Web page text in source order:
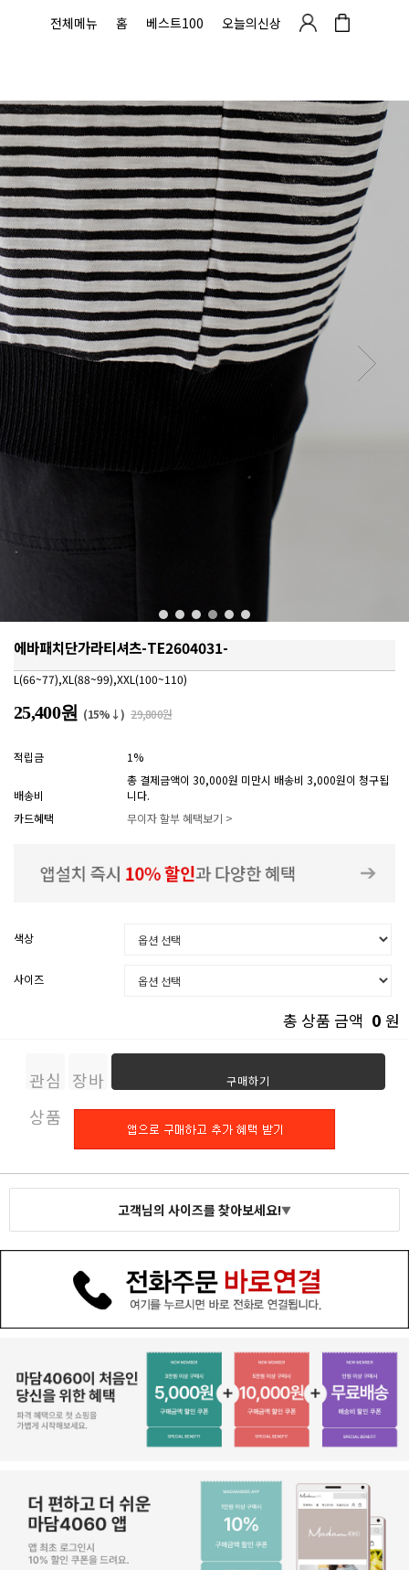
전체메뉴 홈 베스트100 오늘의신상
에바패치단가라티셔츠-TE2604031-
L(66~77),XL(88~99),XXL(100~110)
25,400원 (15%↓) 29,800원
적립금 1%
배송비
총 결제금액이 30,000원 미만시 배송비 3,000원이 청구됩
니다.
카드혜택
무이자 할부 혜택보기 >
색상
사이즈
총 상품 금액 0 원
관심
상품
장바
구니
구매하기
고객님의 사이즈를 찾아보세요!▼